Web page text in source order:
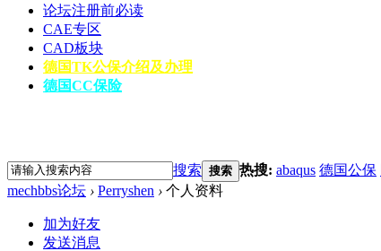
论坛注册前必读
CAE专区
CAD板块
德国TK公保介绍及办理
德国CC保险
搜索 搜索 热搜: abaqus 德国公保
mechbbs论坛 › Perryshen › 个人资料
加为好友
发送消息